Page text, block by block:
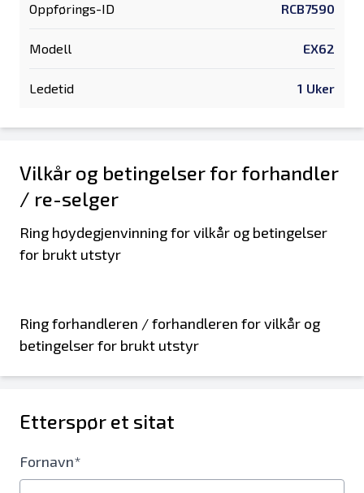
Oppførings-ID RCB7590
Modell EX62
Ledetid 1 Uker
Vilkår og betingelser for forhandler
/ re-selger
Ring høydegjenvinning for vilkår og betingelser
for brukt utstyr
Ring forhandleren / forhandleren for vilkår og
betingelser for brukt utstyr
Etterspør et sitat
Fornavn*